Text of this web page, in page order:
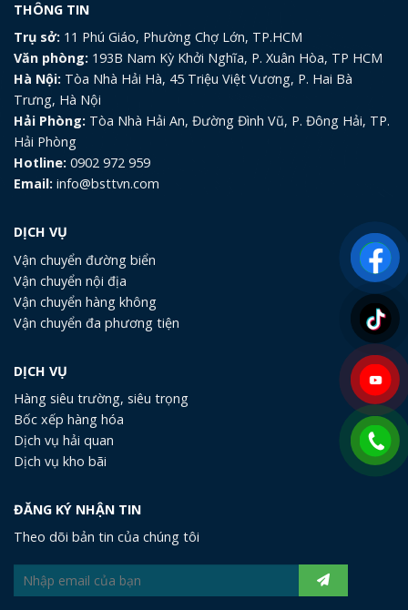
THÔNG TIN
Trụ sở: 11 Phú Giáo, Phường Chợ Lớn, TP.HCM
Văn phòng: 193B Nam Kỳ Khởi Nghĩa, P. Xuân Hòa, TP HCM
Hà Nội: Tòa Nhà Hải Hà, 45 Triệu Việt Vương, P. Hai Bà
Trưng, Hà Nội
Hải Phòng: Tòa Nhà Hải An, Đường Đình Vũ, P. Đông Hải, TP.
Hải Phòng
Hotline: 0902 972 959
Email: info@bsttvn.com
DỊCH VỤ
Vận chuyển đường biển
Vận chuyển nội địa
Vận chuyển hàng không
Vận chuyển đa phương tiện
DỊCH VỤ
Hàng siêu trường, siêu trọng
Bốc xếp hàng hóa
Dịch vụ hải quan
Dịch vụ kho bãi
ĐĂNG KÝ NHẬN TIN
Theo dõi bản tin của chúng tôi